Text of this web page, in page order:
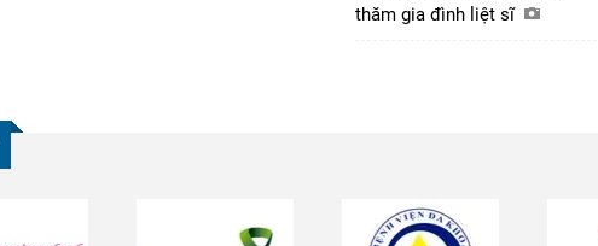
thăm gia đình liệt sĩ